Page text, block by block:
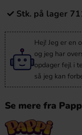
Stk. på lager
Hej! Jeg er en
og jeg har
opdager fejl i
så jeg kan
Se mere fra